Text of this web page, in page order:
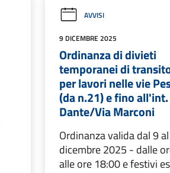
AVVISI
9 DICEMBRE 2025
Ordinanza di divieti
temporanei di
per lavori nelle vie
(da n.21) e fino
Dante/Via Marconi
Ordinanza valida dal 9
dicembre 2025 - dalle
alle ore 18:00 e festivi